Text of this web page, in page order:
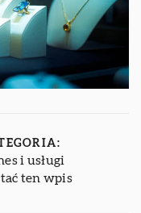
i usługi
ten wpis